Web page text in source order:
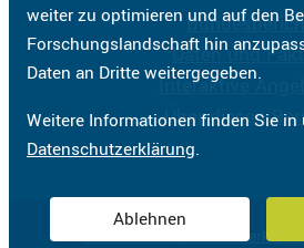
weiter zu optimieren und auf den
Forschungslandschaft hin
Daten an Dritte weitergegeben.
Weitere Informationen finden Sie in
Datenschutzerklärung.
Ablehnen
Daten und
Interaktive
Über diesen
Impressum